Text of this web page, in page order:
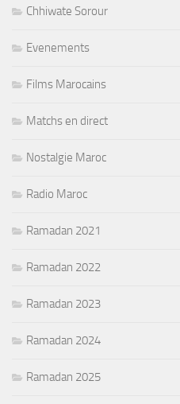
Chhiwate Sorour
Evenements
Films Marocains
Matchs en direct
Nostalgie Maroc
Radio Maroc
Ramadan 2021
Ramadan 2022
Ramadan 2023
Ramadan 2024
Ramadan 2025